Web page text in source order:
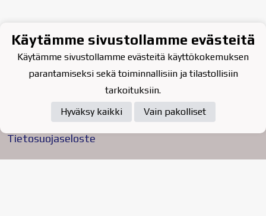
Tietosuojaseloste
Käytämme sivustollamme evästeitä
Käytämme sivustollamme evästeitä käyttökokemuksen
parantamiseksi sekä toiminnallisiin ja tilastollisiin
tarkoituksiin.
Hyväksy kaikki
Vain pakolliset